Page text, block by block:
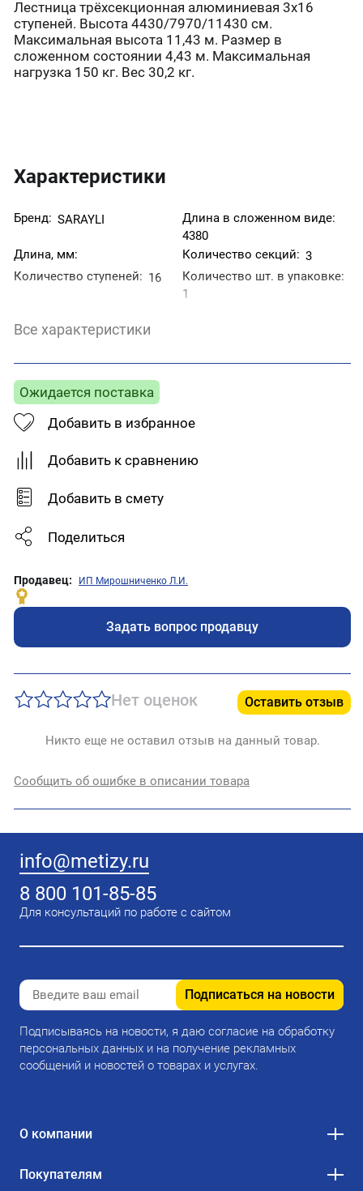
Лестница трёхсекционная алюминиевая 3х16
ступеней. Высота 4430/7970/11430 см.
Максимальная высота 11,43 м. Размер в
сложенном состоянии 4,43 м. Максимальная
нагрузка 150 кг. Вес 30,2 кг.
Характеристики
Бренд: SARAYLI
Длина в сложенном виде:
4380
Длина, мм:
Количество секций: 3
Количество ступеней: 16
Количество шт. в упаковке:
1
Страна производитель:
Все характеристики
Ожидается поставка
Добавить в избранное
Добавить к сравнению
Добавить в смету
Поделиться
Продавец: ИП Мирошниченко Л.И.
Задать вопрос продавцу
Нет оценок Оставить отзыв
Никто еще не оставил отзыв на данный товар.
Сообщить об ошибке в описании товара
info@metizy.ru
8 800 101-85-85
Для консультаций по работе с сайтом
Подписаться на новости
Подписываясь на новости, я даю согласие на обработку
персональных данных и на получение рекламных
сообщений и новостей о товарах и услугах.
О компании
Покупателям